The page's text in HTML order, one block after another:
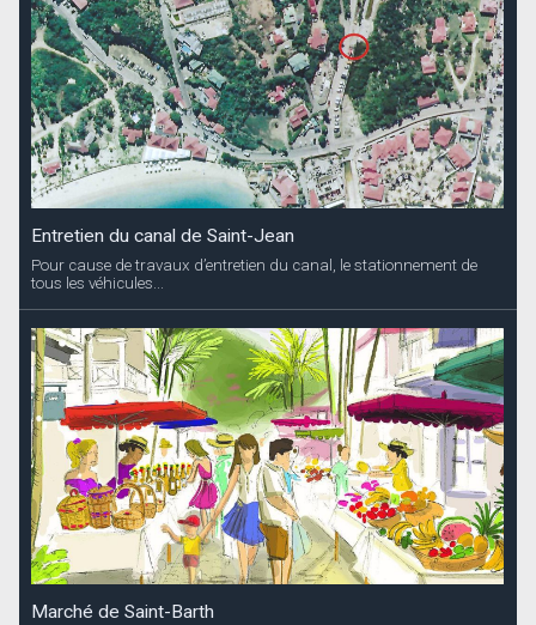
Entretien du canal de Saint-Jean
Pour cause de travaux d’entretien du canal, le stationnement de
tous les véhicules...
Marché de Saint-Barth